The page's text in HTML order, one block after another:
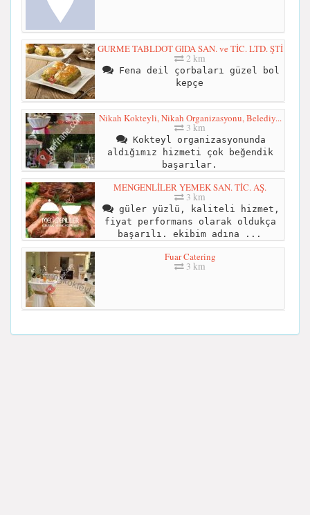
GURME TABLDOT GIDA SAN. ve TİC. LTD. ŞTİ
2 km
Fena deil çorbaları güzel bol
kepçe
Nikah Kokteyli, Nikah Organizasyonu, Belediy...
3 km
Kokteyl organizasyonunda
aldığımız hizmeti çok beğendik
başarılar.
MENGENLİLER YEMEK SAN. TİC. AŞ.
3 km
güler yüzlü, kaliteli hizmet,
fiyat performans olarak oldukça
başarılı. ekibim adına ...
Fuar Catering
3 km